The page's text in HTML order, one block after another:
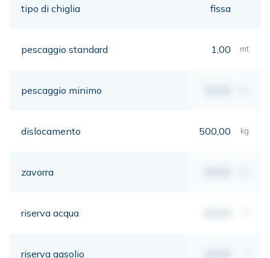
tipo di chiglia fissa
pescaggio standard 1,00 mt
pescaggio minimo
dislocamento 500,00 kg
zavorra
riserva acqua
riserva gasolio